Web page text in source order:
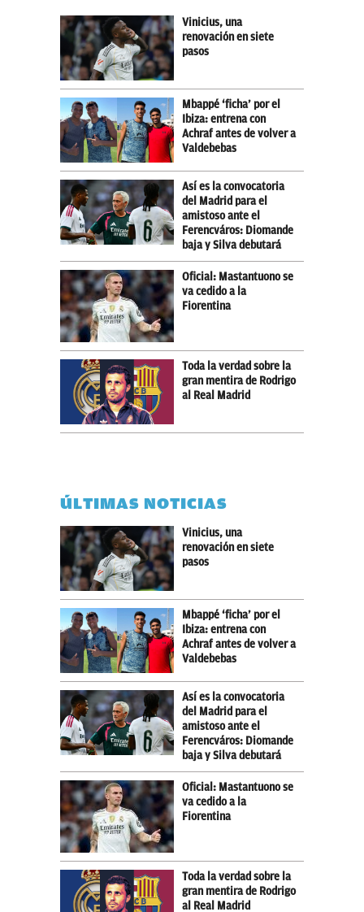
Vinicius, una
renovación en siete
pasos
Mbappé ‘ficha’ por el
Ibiza: entrena con
Achraf antes de volver a
Valdebebas
Así es la convocatoria
del Madrid para el
amistoso ante el
Ferencváros: Diomande
baja y Silva debutará
Oficial: Mastantuono se
va cedido a la
Fiorentina
Toda la verdad sobre la
gran mentira de Rodrigo
al Real Madrid
ÚLTIMAS NOTICIAS
Vinicius, una
renovación en siete
pasos
Mbappé ‘ficha’ por el
Ibiza: entrena con
Achraf antes de volver a
Valdebebas
Así es la convocatoria
del Madrid para el
amistoso ante el
Ferencváros: Diomande
baja y Silva debutará
Oficial: Mastantuono se
va cedido a la
Fiorentina
Toda la verdad sobre la
gran mentira de Rodrigo
al Real Madrid